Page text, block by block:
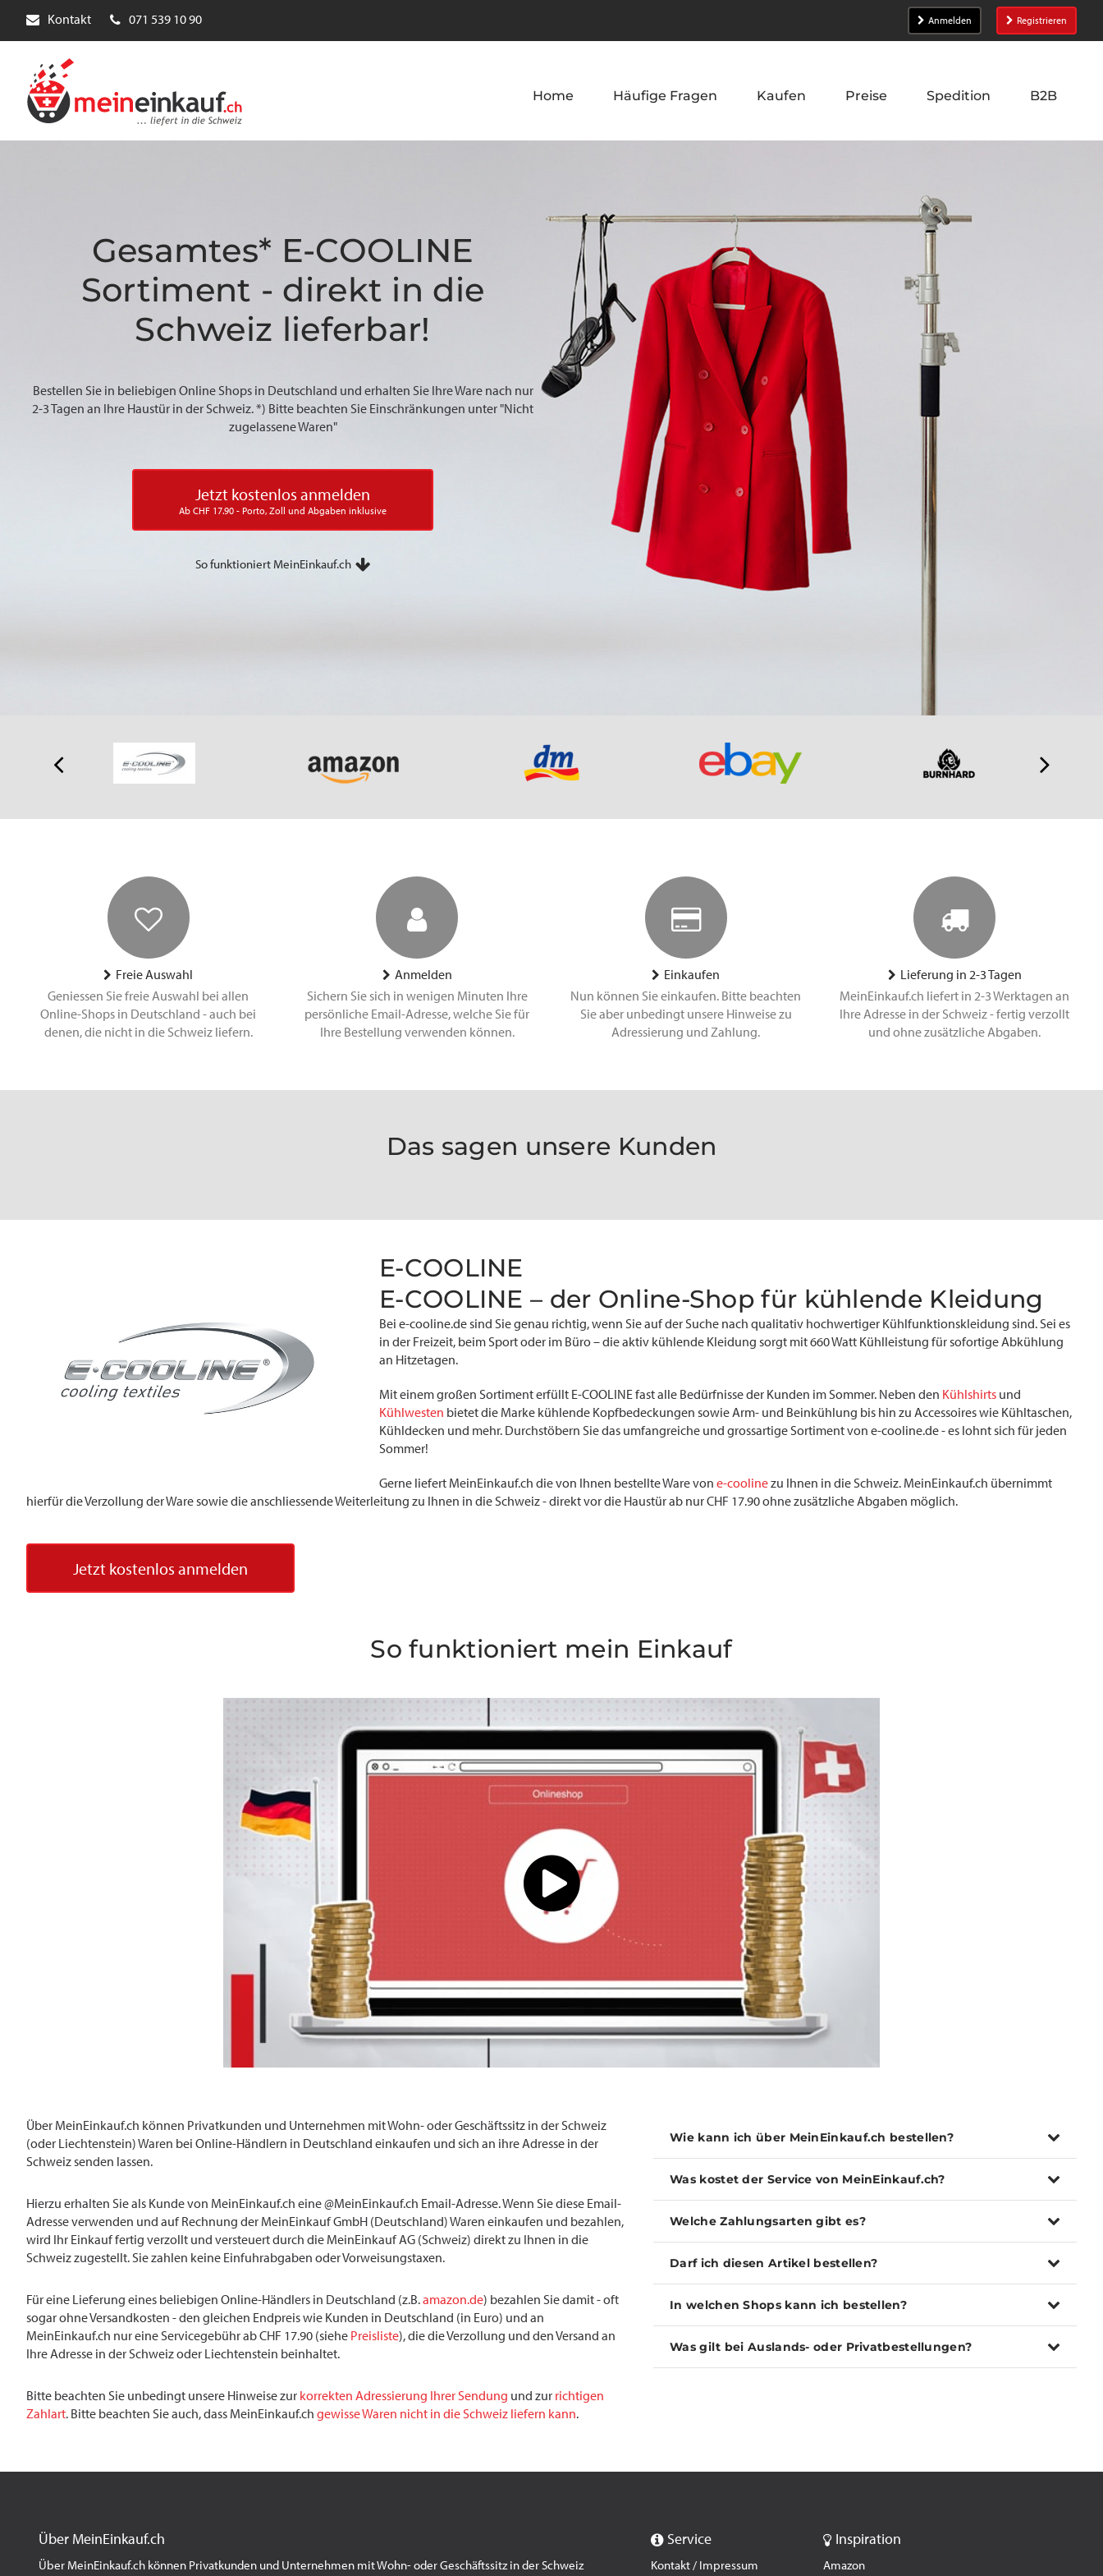
Kontakt 071 539 10 90 Anmelden Registrieren
Home Häufige Fragen Kaufen Preise Spedition B2B
Gesamtes* E-COOLINE
Sortiment - direkt in die
Schweiz lieferbar!
Bestellen Sie in beliebigen Online Shops in Deutschland und erhalten Sie Ihre Ware nach nur
2-3 Tagen an Ihre Haustür in der Schweiz. *) Bitte beachten Sie Einschränkungen unter "Nicht
zugelassene Waren"
Jetzt kostenlos anmelden
Ab CHF 17.90 - Porto, Zoll und Abgaben inklusive
So funktioniert MeinEinkauf.ch
Freie Auswahl
Geniessen Sie freie Auswahl bei allen
Online-Shops in Deutschland - auch bei
denen, die nicht in die Schweiz liefern.
Anmelden
Sichern Sie sich in wenigen Minuten Ihre
persönliche Email-Adresse, welche Sie für
Ihre Bestellung verwenden können.
Einkaufen
Nun können Sie einkaufen. Bitte beachten
Sie aber unbedingt unsere Hinweise zu
Adressierung und Zahlung.
Lieferung in 2-3 Tagen
MeinEinkauf.ch liefert in 2-3 Werktagen an
Ihre Adresse in der Schweiz - fertig verzollt
und ohne zusätzliche Abgaben.
Das sagen unsere Kunden
E-COOLINE
E-COOLINE – der Online-Shop für kühlende Kleidung
Bei e-cooline.de sind Sie genau richtig, wenn Sie auf der Suche nach qualitativ hochwertiger Kühlfunktionskleidung sind. Sei es
in der Freizeit, beim Sport oder im Büro – die aktiv kühlende Kleidung sorgt mit 660 Watt Kühlleistung für sofortige Abkühlung
an Hitzetagen.
Mit einem großen Sortiment erfüllt E-COOLINE fast alle Bedürfnisse der Kunden im Sommer. Neben den Kühlshirts und
Kühlwesten bietet die Marke kühlende Kopfbedeckungen sowie Arm- und Beinkühlung bis hin zu Accessoires wie Kühltaschen,
Kühldecken und mehr. Durchstöbern Sie das umfangreiche und grossartige Sortiment von e-cooline.de - es lohnt sich für jeden
Sommer!
Gerne liefert MeinEinkauf.ch die von Ihnen bestellte Ware von e-coolinezu Ihnen in die Schweiz. MeinEinkauf.ch übernimmt
hierfür die Verzollung der Ware sowie die anschliessende Weiterleitung zu Ihnen in die Schweiz - direkt vor die Haustür ab nur CHF 17.90 ohne zusätzliche Abgaben möglich.
Jetzt kostenlos anmelden
So funktioniert mein Einkauf
Über MeinEinkauf.ch können Privatkunden und Unternehmen mit Wohn- oder Geschäftssitz in der Schweiz
(oder Liechtenstein) Waren bei Online-Händlern in Deutschland einkaufen und sich an ihre Adresse in der
Schweiz senden lassen.
Hierzu erhalten Sie als Kunde von MeinEinkauf.ch eine @MeinEinkauf.ch Email-Adresse. Wenn Sie diese Email-
Adresse verwenden und auf Rechnung der MeinEinkauf GmbH (Deutschland) Waren einkaufen und bezahlen,
wird Ihr Einkauf fertig verzollt und versteuert durch die MeinEinkauf AG (Schweiz) direkt zu Ihnen in die
Schweiz zugestellt. Sie zahlen keine Einfuhrabgaben oder Vorweisungstaxen.
Für eine Lieferung eines beliebigen Online-Händlers in Deutschland (z.B.amazon.de) bezahlen Sie damit - oft
sogar ohne Versandkosten - den gleichen Endpreis wie Kunden in Deutschland (in Euro) und an
MeinEinkauf.ch nur eine Servicegebühr ab CHF 17.90 (siehe Preisliste), die die Verzollung und den Versand an
Ihre Adresse in der Schweiz oder Liechtenstein beinhaltet.
Bitte beachten Sie unbedingt unsere Hinweise zur korrekten Adressierung Ihrer Sendung und zur richtigen
Zahlart. Bitte beachten Sie auch, dass MeinEinkauf.ch gewisse Waren nicht in die Schweiz liefern kann.
Wie kann ich über MeinEinkauf.ch bestellen?
Was kostet der Service von MeinEinkauf.ch?
Welche Zahlungsarten gibt es?
Darf ich diesen Artikel bestellen?
In welchen Shops kann ich bestellen?
Was gilt bei Auslands- oder Privatbestellungen?
Über MeinEinkauf.ch
Über MeinEinkauf.ch können Privatkunden und Unternehmen mit Wohn- oder Geschäftssitz in der Schweiz
Service
Kontakt / Impressum
Inspiration
Amazon